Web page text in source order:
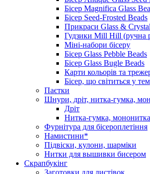
Бісер Magnifica Glass
Бісер Seed-Frosted Beads
Прикраси Glass &
Гудзики Mill Hill (ручна
Міні-набори бісеру
Бісер Glass Pebble Beads
Бісер Glass Bugle Beads
Карти кольорів та
Бісер, що світиться у
Паєтки
Шнури, дріт, нитка-гумка,
Дріт
Нитка-гумка, мононитка
Фурнітура для бісероплетіння
Намистини*
Підвіски, кулони, шарміки
Нитки для вышивки бисером
Скрапбукінг
Заготовки для листівок